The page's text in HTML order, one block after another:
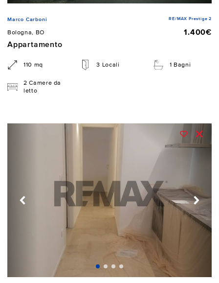
Marco Carboni RE/MAX Prestige 2
Bologna, BO
1.400€
Appartamento
110 mq 3 Locali 1 Bagni
2 Camere da
letto